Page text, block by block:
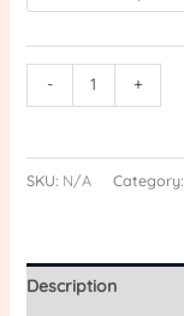
- +
SKU: N/A Category:
Description